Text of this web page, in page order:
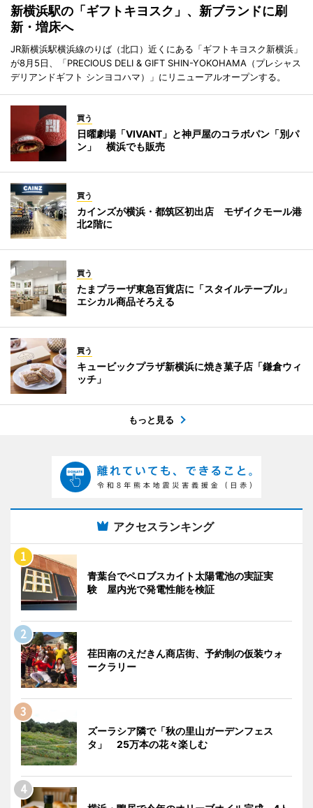
新横浜駅の「ギフトキヨスク」、新ブランドに刷
新・増床へ
JR新横浜駅横浜線のりば（北口）近くにある「ギフトキヨスク新横浜」
が8月5日、「PRECIOUS DELI & GIFT SHIN-YOKOHAMA（プレシャス
デリアンドギフト シンヨコハマ）」にリニューアルオープンする。
買う
日曜劇場「VIVANT」と神戸屋のコラボパン「別パ
ン」 横浜でも販売
買う
カインズが横浜・都筑区初出店 モザイクモール港
北2階に
買う
たまプラーザ東急百貨店に「スタイルテーブル」
エシカル商品そろえる
買う
キュービックプラザ新横浜に焼き菓子店「鎌倉ウィ
ッチ」
もっと見る
アクセスランキング
青葉台でペロブスカイト太陽電池の実証実
験 屋内光で発電性能を検証
荏田南のえだきん商店街、予約制の仮装ウォ
ークラリー
ズーラシア隣で「秋の里山ガーデンフェス
タ」 25万本の花々楽しむ